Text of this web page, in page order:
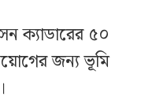
ক্যাডারের ৫০
জন্য ভূমি